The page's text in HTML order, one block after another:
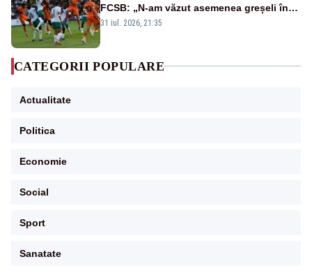
FCSB: „N-am văzut asemenea greșeli în
190 de meciuri europene”
31 iul. 2026, 21:35
CATEGORII POPULARE
Actualitate
Politica
Economie
Social
Sport
Sanatate